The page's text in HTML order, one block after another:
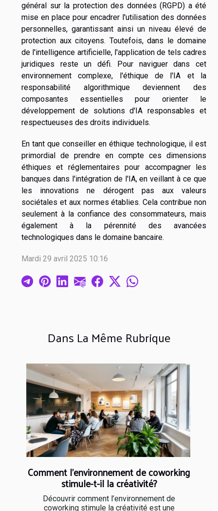
Dans La Même Rubrique
Comment l'environnement de coworking
stimule-t-il la créativité?
Découvrir comment l’environnement de
coworking stimule la créativité est une
général sur la protection des données (RGPD) a été
mise en place pour encadrer l'utilisation des données
personnelles, garantissant ainsi un niveau élevé de
protection aux citoyens. Toutefois, dans le domaine
de l'intelligence artificielle, l'application de tels cadres
juridiques reste un défi. Pour naviguer dans cet
environnement complexe, l'éthique de l'IA et la
responsabilité algorithmique deviennent des
composantes essentielles pour orienter le
développement de solutions d'IA responsables et
respectueuses des droits individuels.
En tant que conseiller en éthique technologique, il est
primordial de prendre en compte ces dimensions
éthiques et réglementaires pour accompagner les
banques dans l'intégration de l'IA, en veillant à ce que
les innovations ne dérogent pas aux valeurs
sociétales et aux normes établies. Cela contribue non
seulement à la confiance des consommateurs, mais
également à la pérennité des avancées
technologiques dans le domaine bancaire.
Mardi 29 avril 2025 10:16